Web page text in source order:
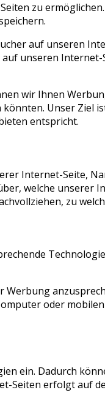
zu
auf unseren
unseren
wir Ihnen
Unser Ziel
entspricht.
Internet-Seite,
welche unserer
zu
oder
ein. Dadurch
erfolgt auf